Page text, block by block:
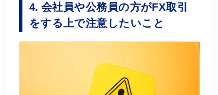
4. 会社員や公務員の方がFX取引
をする上で注意したいこと